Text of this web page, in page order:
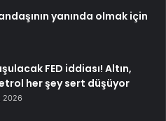
yanında olmak için
FED iddiası! Altın,
her şey sert düşüyor
2026